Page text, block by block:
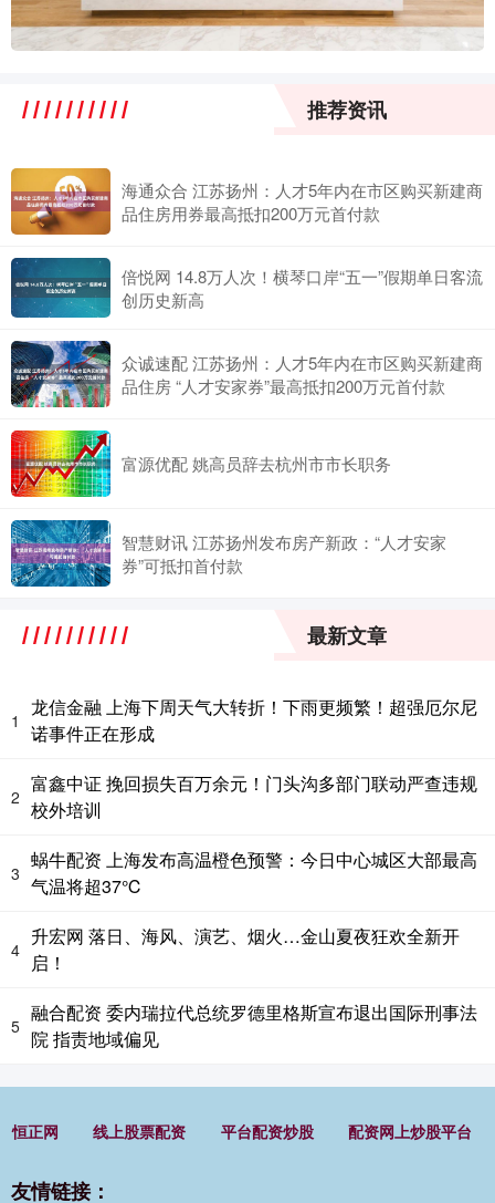
推荐资讯
海通众合 江苏扬州：人才5年内在市区购买新建商
品住房用券最高抵扣200万元首付款
倍悦网 14.8万人次！横琴口岸“五一”假期单日客流
创历史新高
众诚速配 江苏扬州：人才5年内在市区购买新建商
品住房 “人才安家券”最高抵扣200万元首付款
富源优配 姚高员辞去杭州市市长职务
智慧财讯 江苏扬州发布房产新政：“人才安家
券”可抵扣首付款
最新文章
1
龙信金融 上海下周天气大转折！下雨更频繁！超强厄尔尼
诺事件正在形成
2
富鑫中证 挽回损失百万余元！门头沟多部门联动严查违规
校外培训
3
蜗牛配资 上海发布高温橙色预警：今日中心城区大部最高
气温将超37℃
4
升宏网 落日、海风、演艺、烟火…金山夏夜狂欢全新开
启！
5
融合配资 委内瑞拉代总统罗德里格斯宣布退出国际刑事法
院 指责地域偏见
恒正网 线上股票配资 平台配资炒股 配资网上炒股平台
友情链接：